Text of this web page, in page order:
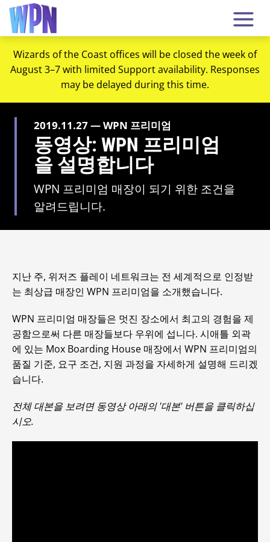
Wizards of the Coast offices will be closed the week of
August 3–7 with limited Support availability. Responses
may be delayed during this time.
2019.11.27 — WPN 프리미엄
동영상: WPN 프리미엄
을 설명합니다
WPN 프리미엄 매장이 되기 위한 조건을
알려드립니다.
지난 주, 위저즈 플레이 네트워크는 전 세계적으로 인정받
는 최상급 매장인 WPN 프리미엄을 소개했습니다.
WPN 프리미엄 매장들은 멋진 장소에서 최고의 경험을 제
공함으로써 다른 매장들보다 우위에 섭니다. 시애틀 외곽
에 있는 Mox Boarding House 매장에서 WPN 프리미엄의
품질 기준, 요구 조건, 지원 과정을 자세하게 설명해 드리겠
습니다.
전체 대본을 보려면 동영상 아래의 '대본' 버튼을 클릭하십
시오.